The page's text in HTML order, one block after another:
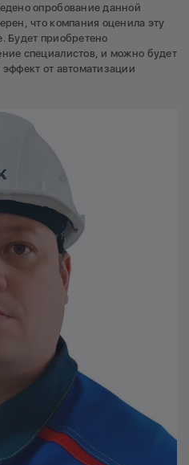
опробование данной
что компания оценила эту
Будет приобретено
специалистов, и можно будет
от автоматизации